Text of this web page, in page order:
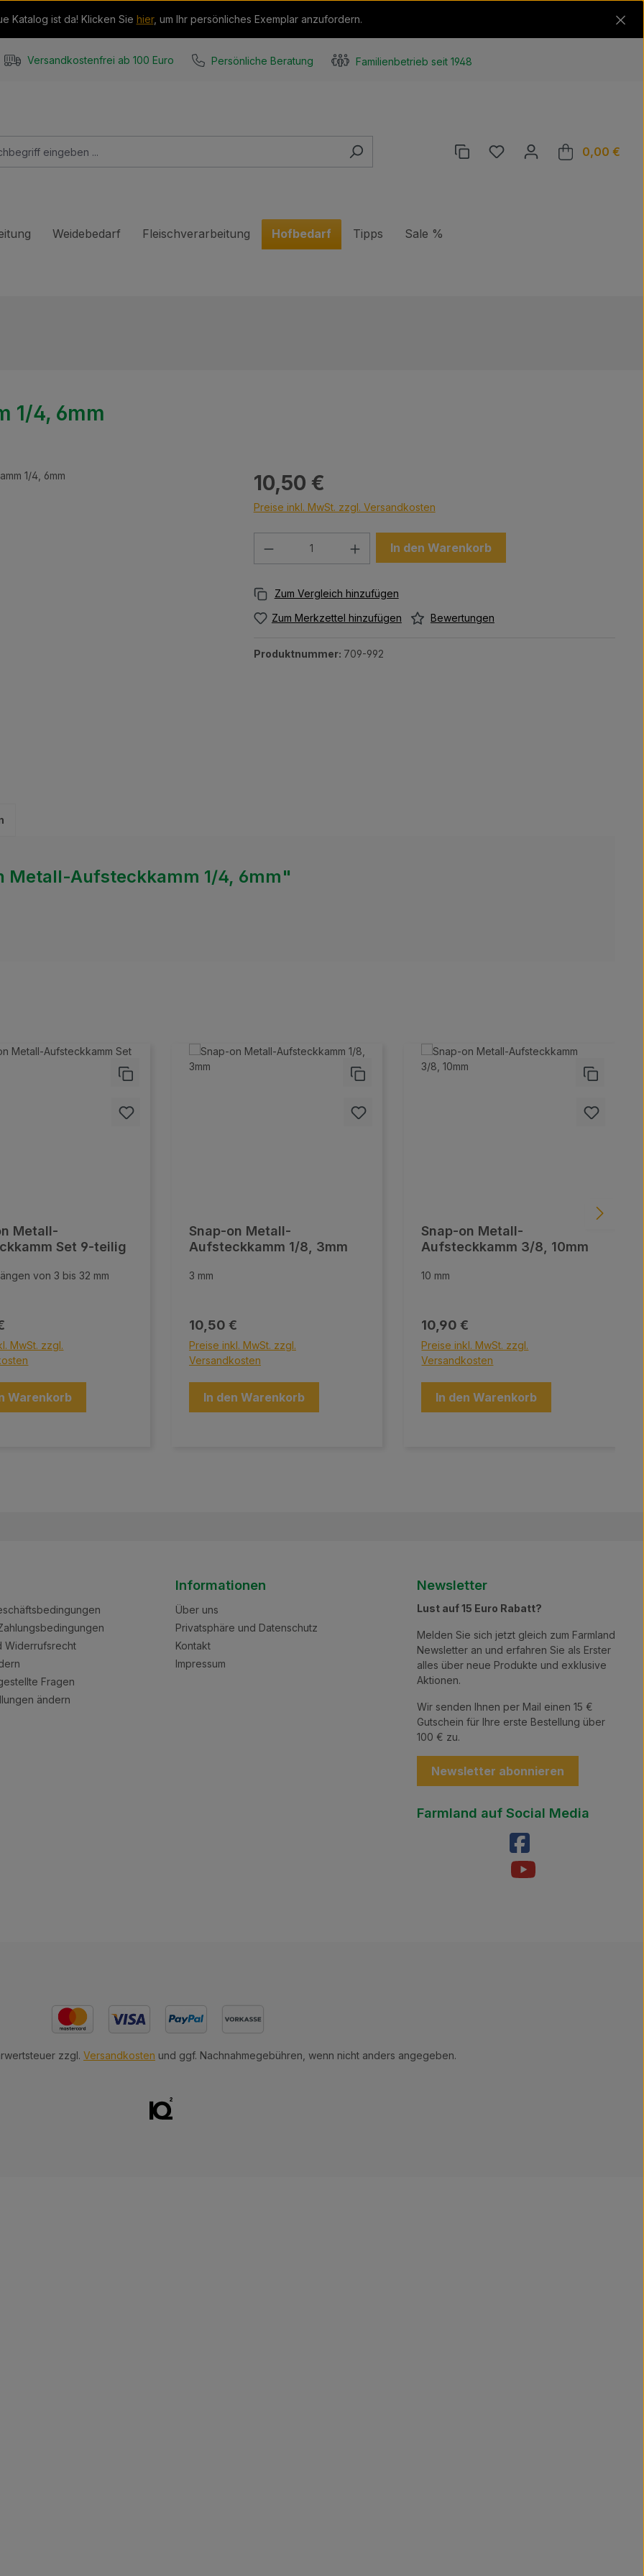
Katalog ist da! Klicken Sie hier, um Ihr persönliches Exemplar anzufordern.
Versandkostenfrei ab 100 Euro Persönliche Beratung Familienbetrieb seit 1948
Du hast 0 Produkte auf
0,00 €
Weidebedarf Fleischverarbeitung Hofbedarf Tipps Sale %
1/4, 6mm
Regulärer Preis:
10,50 €
Preise inkl. MwSt. zzgl. Versandkosten
Produkt Anzahl: Gib den gewünschten Wert
In den Warenkorb
Zum Merkzettel hinzufügen Bewertungen
Produktnummer: 709-992
Metall-Aufsteckkamm 1/4, 6mm"
Metall-
Set 9-teilig
von 3 bis 32 mm
Preis:
MwSt. zzgl.
Warenkorb
Snap-on Metall-
Aufsteckkamm 1/8, 3mm
3 mm
Regulärer Preis:
10,50 €
Preise inkl. MwSt. zzgl.
Versandkosten
In den Warenkorb
Snap-on Metall-
Aufsteckkamm 3/8, 10mm
10 mm
Regulärer Preis:
10,90 €
Preise inkl. MwSt. zzgl.
Versandkosten
In den Warenkorb
Widerrufsrecht
Fragen
ändern
Informationen
Über uns
Privatsphäre und Datenschutz
Kontakt
Impressum
Newsletter
Lust auf 15 Euro Rabatt?
Melden Sie sich jetzt gleich zum Farmland
Newsletter an und erfahren Sie als Erster
alles über neue Produkte und exklusive
Aktionen.
Wir senden Ihnen per Mail einen 15 €
Gutschein für Ihre erste Bestellung über
100 € zu.
Newsletter abonnieren
Farmland auf Social Media
zzgl. Versandkosten und ggf. Nachnahmegebühren, wenn nicht anders angegeben.